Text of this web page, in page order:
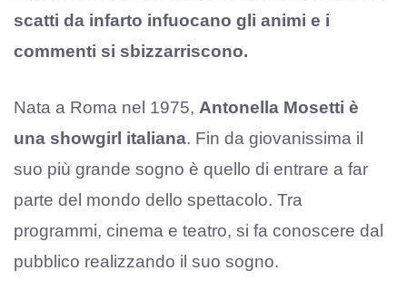
scatti da infarto infuocano gli animi e i
commenti si sbizzarriscono.
Nata a Roma nel 1975, Antonella Mosetti è
una showgirl italiana. Fin da giovanissima il
suo più grande sogno è quello di entrare a far
parte del mondo dello spettacolo. Tra
programmi, cinema e teatro, si fa conoscere dal
pubblico realizzando il suo sogno.